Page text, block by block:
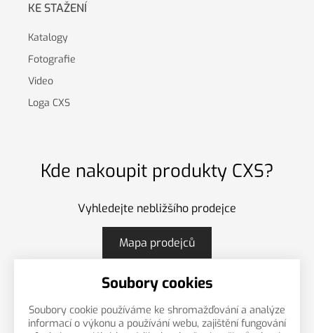
Kde nakoupit produkty CXS?
Vyhledejte nebližšího prodejce
Mapa prodejců
KE STAŽENÍ
Katalogy
Fotografie
Video
Loga CXS
CS EN PL
Soubory cookies
Soubory cookie používáme ke shromažďování a analýze
informací o výkonu a používání webu, zajištění fungování